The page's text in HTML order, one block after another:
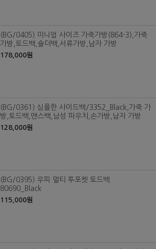
(BG/0405) 미니엄 사이즈 가죽가방(864-3),가죽
가방,토드백,숄더백,서류가방,남자 가방
178,000원
(BG/0361) 심플한 사이드백/3352_Black,가죽 가
방,토드백,맨스백,남성 파우치,손가방,남자 가방
128,000원
(BG/0395) 우피 멀티 투포켓 토드백
80690_Black
115,000원